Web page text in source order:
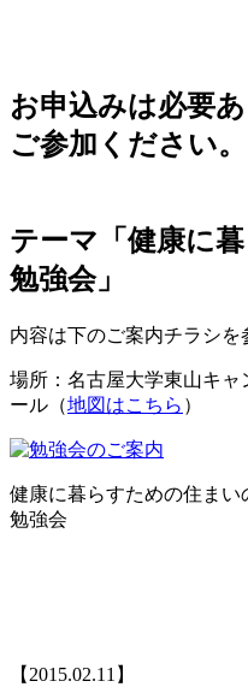
お申込みは必要
ご参加ください。
テーマ「健康に
勉強会」
内容は下のご案内チラシを
場所：名古屋大学東山キ
ール（地図はこちら ）
健康に暮らすための住まい
勉強会
【2015.02.11】